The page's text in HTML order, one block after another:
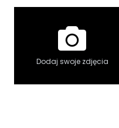
Dodaj swoje zdjęcia